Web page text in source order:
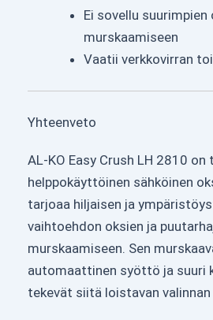
Ei sovellu suurimpien
murskaamiseen
Vaatii verkkovirran
Yhteenveto
AL-KO Easy Crush LH 2810 on
helppokäyttöinen sähköinen
tarjoaa hiljaisen ja
vaihtoehdon oksien ja
murskaamiseen. Sen
automaattinen syöttö ja suuri
tekevät siitä loistavan